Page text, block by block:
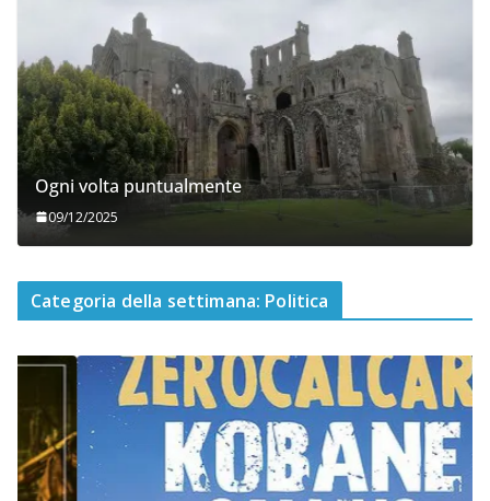
Ogni volta puntualmente
09/12/2025
Categoria della settimana: Politica